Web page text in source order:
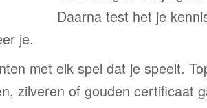
Daarna test het je
je.
met elk spel dat je speelt.
zilveren of gouden certificaat